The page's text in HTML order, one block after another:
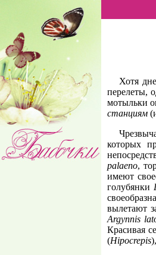
Хотя
перелеты,
мотыльки
станциям
которых
palaeno,
имеют
голубянки
вылетают
Argynnis
Красивая
(Hipocrepis